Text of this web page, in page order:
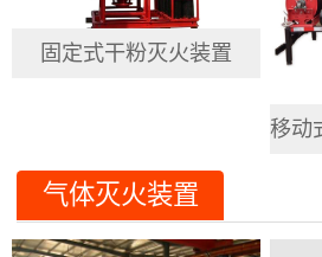
固定式干粉灭火装置
气体灭火装置